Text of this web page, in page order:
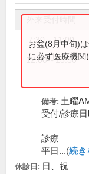
7:30～11:00
12:00～15:30
お盆(8月中旬)
に必ず医療機関
備考: 土曜
受付/診療
診療
平日...(続き
休診日: 日、祝